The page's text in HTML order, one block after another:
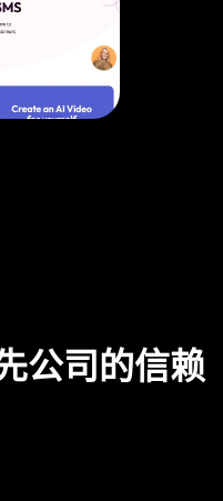
公司的信赖